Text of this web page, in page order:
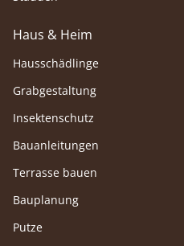
Haus & Heim
Hausschädlinge
Grabgestaltung
Insektenschutz
Bauanleitungen
Terrasse bauen
Bauplanung
Putze